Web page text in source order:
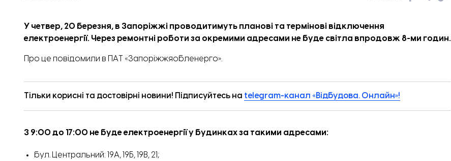
У четвер, 20 березня, в Запоріжжі проводитимуть планові та термінові відключення
електроенергії. Через ремонтні роботи за окремими адресами не буде світла впродовж 8-ми годин.
Про це повідомили в ПАТ «Запоріжжяобленерго».
Тільки корисні та достовірні новини! Підписуйтесь на telegram-канал «Відбудова. Онлайн»!
З 9:00 до 17:00 не буде електроенергії у будинках за такими адресами:
бул. Центральний: 19А, 19Б, 19В, 21;